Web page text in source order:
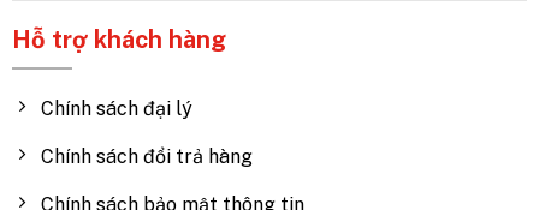
Hỗ trợ khách hàng
Chính sách đại lý
Chính sách đổi trả hàng
Chính sách bảo mật thông tin